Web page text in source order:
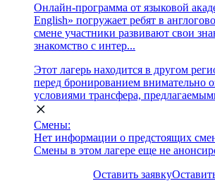
Онлайн-программа от языковой
English» погружает ребят в
смене участники развивают свои
знакомство с интер...
Этот лагерь находится в другом
перед бронированием внимательно
условиями трансфера,
Смены:
Нет информации о предстоящих
Смены в этом лагере еще не
Оставить заявку